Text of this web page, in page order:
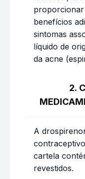
proporcionar
benefícios
sintomas
líquido de
da acne
2.
A
cartela
revestidos.